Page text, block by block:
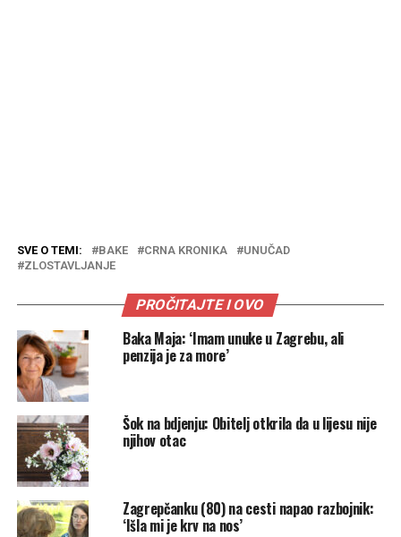
SVE O TEMI: BAKE CRNA KRONIKA
UNUČAD
ZLOSTAVLJANJE
PROČITAJTE I OVO
Baka Maja: ‘Imam unuke u Zagrebu, ali
penzija je za more’
Šok na bdjenju: Obitelj otkrila da u lijesu nije
njihov otac
Zagrepčanku (80) na cesti napao razbojnik:
‘Išla mi je krv na nos’